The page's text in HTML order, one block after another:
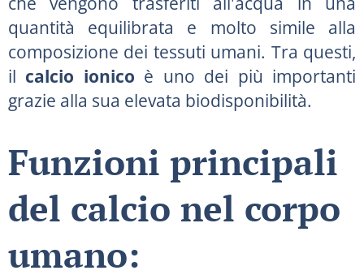
quantità equilibrata e molto simile alla
composizione dei tessuti umani. Tra questi,
il calcio ionico è uno dei più importanti
grazie alla sua elevata biodisponibilità.
Funzioni principali
del calcio nel corpo
umano: